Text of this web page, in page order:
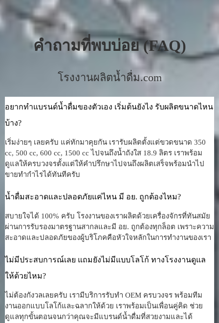
คำถามที่พบบ่อย (FAQ)
โรงงานผลิตน้ำดื่ม.com
อยากทำแบรนด์น้ำดื่มของตัวเอง เริ่มต้นยังไง รับผลิตขนาดไหน
บ้าง?
เริ่มง่ายๆ เลยครับ แค่ทักมาคุยกัน เรารับผลิตตั้งแต่ขวดขนาด 350
cc, 500 cc, 600 cc, 1500 cc ไปจนถึงน้ำถังใส 18.9 ลิตร เราพร้อม
ดูแลให้ครบวงจรตั้งแต่ให้คำปรึกษาไปจนถึงผลิตเสร็จพร้อมนำไป
ขายทำกำไรได้ทันทีครับ
น้ำดื่มสะอาดและปลอดภัยแค่ไหน มี อย. ถูกต้องไหม?
สบายใจได้ 100% ครับ โรงงานของเราผลิตด้วยเครื่องจักรที่ทันสมัย
ผ่านการรับรองมาตรฐานสากลและมี อย. ถูกต้องทุกล็อต เพราะความ
สะอาดและปลอดภัยของผู้บริโภคคือหัวใจหลักในการทำงานของเรา
ไม่มีประสบการณ์เลย แถมยังไม่มีแบบโลโก้ ทางโรงงานดูแล
ให้ด้วยไหม?
ไม่ต้องกังวลเลยครับ เรามีบริการรับทำ OEM ครบวงจร พร้อมทีม
งานออกแบบโลโก้และฉลากให้ด้วย เราพร้อมเป็นเพื่อนคู่คิด ช่วย
ดูแลทุกขั้นตอนจนกว่าคุณจะมีแบรนด์น้ำดื่มที่สวยงามและได้